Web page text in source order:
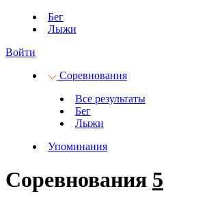
Бег
Лыжи
Войти
Соревнования
Все результаты
Бег
Лыжи
Упоминания
Соревнования 5